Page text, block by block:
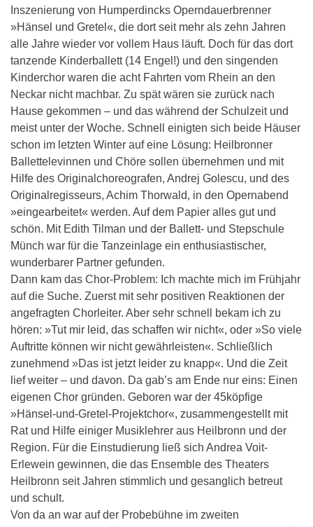
Inszenierung von Humperdincks Operndauerbrenner
»Hänsel und Gretel«, die dort seit mehr als zehn Jahren
alle Jahre wieder vor vollem Haus läuft. Doch für das dort
tanzende Kinderballett (14 Engel!) und den singenden
Kinderchor waren die acht Fahrten vom Rhein an den
Neckar nicht machbar. Zu spät wären sie zurück nach
Hause gekommen – und das während der Schulzeit und
meist unter der Woche. Schnell einigten sich beide Häuser
schon im letzten Winter auf eine Lösung: Heilbronner
Ballettelevinnen und Chöre sollen übernehmen und mit
Hilfe des Originalchoreografen, Andrej Golescu, und des
Originalregisseurs, Achim Thorwald, in den Opernabend
»eingearbeitet« werden. Auf dem Papier alles gut und
schön. Mit Edith Tilman und der Ballett- und Stepschule
Münch war für die Tanzeinlage ein enthusiastischer,
wunderbarer Partner gefunden.
Dann kam das Chor-Problem: Ich machte mich im Frühjahr
auf die Suche. Zuerst mit sehr positiven Reaktionen der
angefragten Chorleiter. Aber sehr schnell bekam ich zu
hören: »Tut mir leid, das schaffen wir nicht«, oder »So viele
Auftritte können wir nicht gewährleisten«. Schließlich
zunehmend »Das ist jetzt leider zu knapp«. Und die Zeit
lief weiter – und davon. Da gab’s am Ende nur eins: Einen
eigenen Chor gründen. Geboren war der 45köpfige
»Hänsel-und-Gretel-Projektchor«, zusammengestellt mit
Rat und Hilfe einiger Musiklehrer aus Heilbronn und der
Region. Für die Einstudierung ließ sich Andrea Voit-
Erlewein gewinnen, die das Ensemble des Theaters
Heilbronn seit Jahren stimmlich und gesanglich betreut
und schult.
Von da an war auf der Probebühne im zweiten